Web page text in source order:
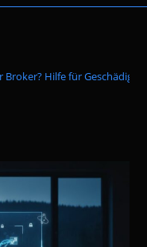
Hilfe für Geschädigte